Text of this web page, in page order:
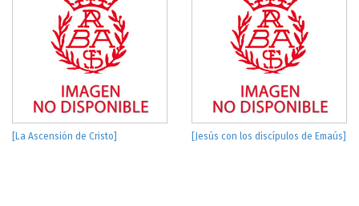
[La Ascensión de Cristo] [Jesús con los discípulos de Emaús]